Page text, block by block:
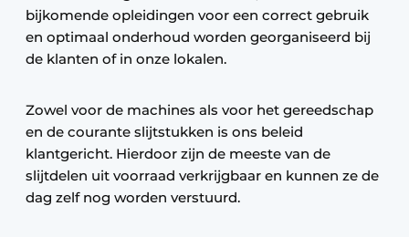
bijkomende opleidingen voor een correct gebruik
en optimaal onderhoud worden georganiseerd bij
de klanten of in onze lokalen.
Zowel voor de machines als voor het gereedschap
en de courante slijtstukken is ons beleid
klantgericht. Hierdoor zijn de meeste van de
slijtdelen uit voorraad verkrijgbaar en kunnen ze de
dag zelf nog worden verstuurd.